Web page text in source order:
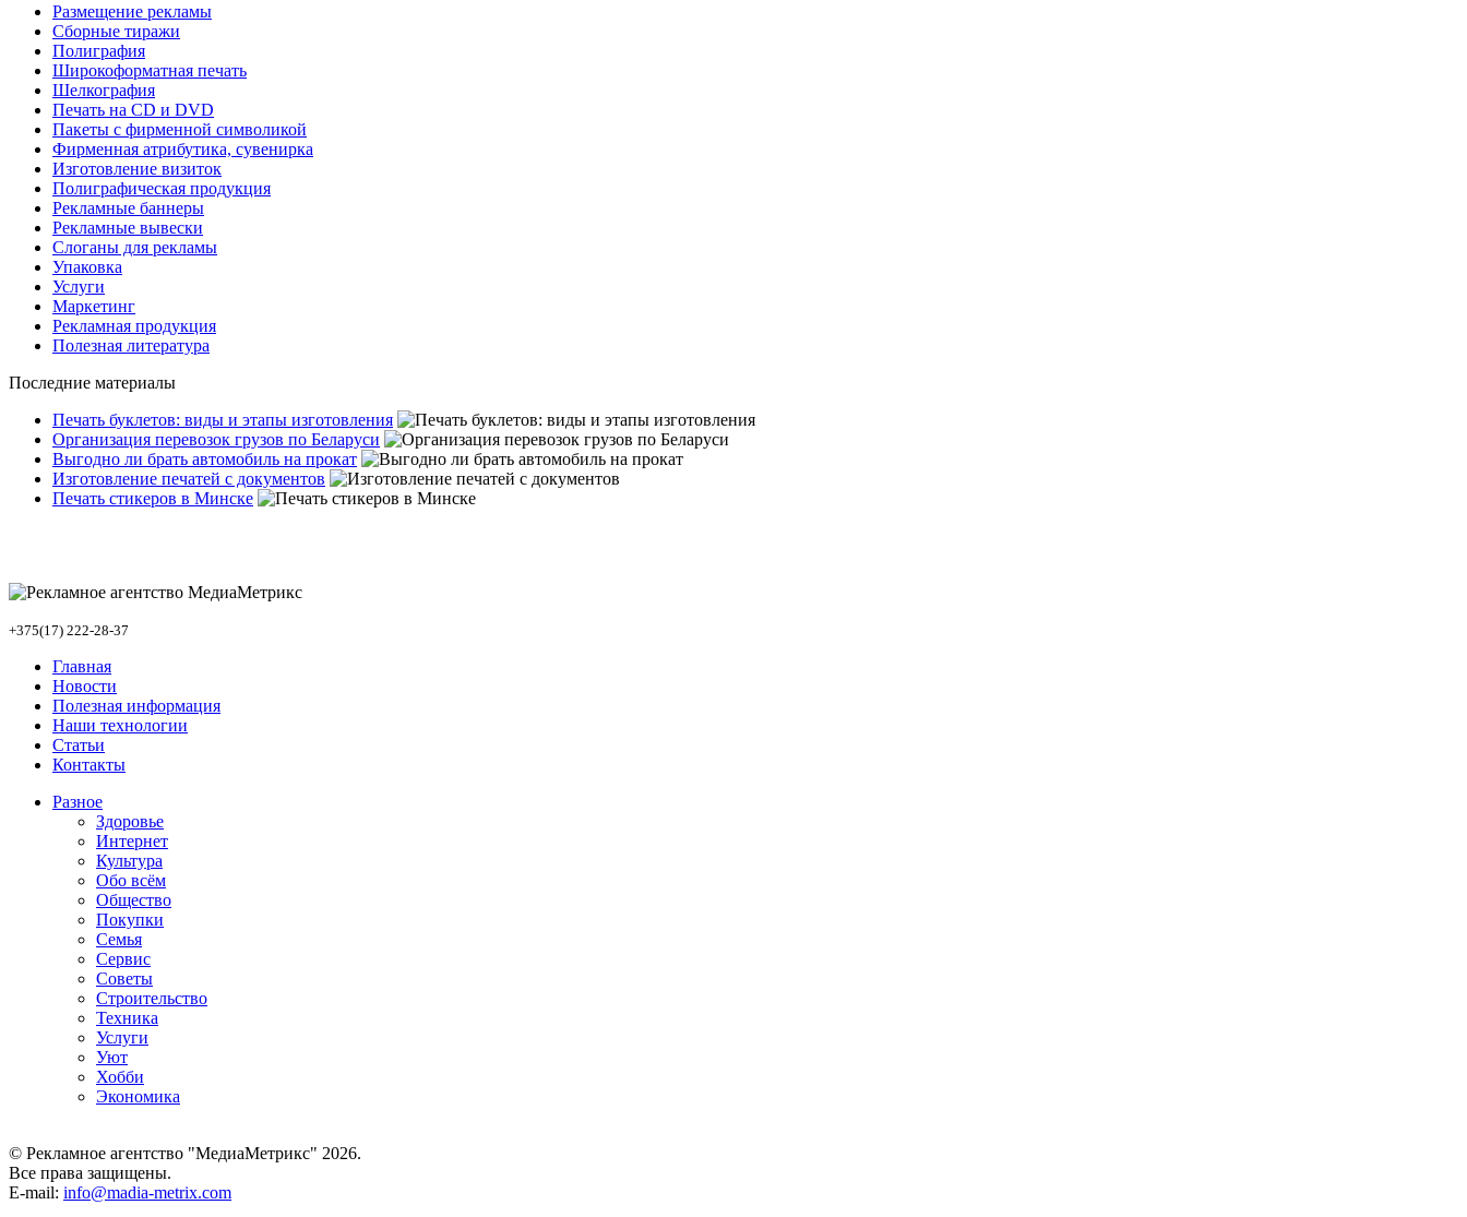
Размещение рекламы
Сборные тиражи
Полиграфия
Широкоформатная печать
Шелкография
Печать на СD и DVD
Пакеты с фирменной символикой
Фирменная атрибутика, сувенирка
Изготовление визиток
Полиграфическая продукция
Рекламные баннеры
Рекламные вывески
Слоганы для рекламы
Упаковка
Услуги
Маркетинг
Рекламная продукция
Полезная литература
Последние материалы
Печать буклетов: виды и этапы изготовления
Организация перевозок грузов по Беларуси
Выгодно ли брать автомобиль на прокат
Изготовление печатей с документов
Печать стикеров в Минске
+375(17) 222-28-37
Главная
Новости
Полезная информация
Наши технологии
Статьи
Контакты
Разное
Здоровье
Интернет
Культура
Обо всём
Общество
Покупки
Семья
Сервис
Советы
Строительство
Техника
Услуги
Уют
Хобби
Экономика
© Рекламное агентство "МедиаМетрикс" 2026.
Все права защищены.
E-mail: info@madia-metrix.com